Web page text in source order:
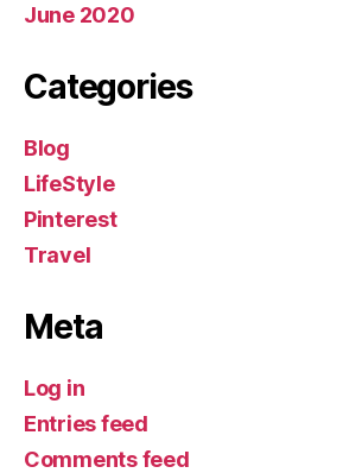
June 2020
Categories
Blog
LifeStyle
Pinterest
Travel
Meta
Log in
Entries feed
Comments feed